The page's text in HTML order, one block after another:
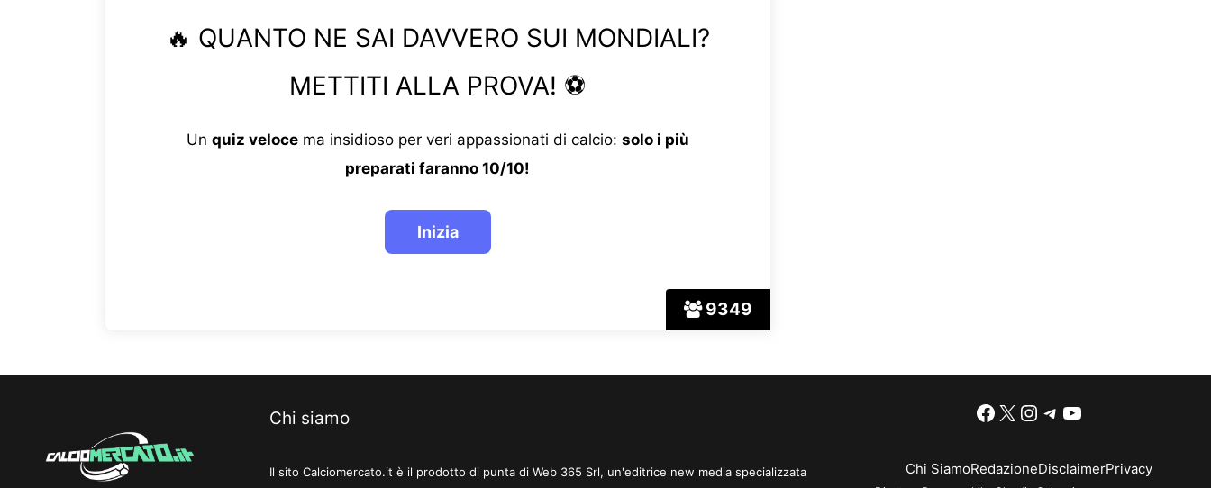
9349
🔥 QUANTO NE SAI DAVVERO SUI MONDIALI?
METTITI ALLA PROVA! ⚽
Un quiz velocema insidioso per veri appassionati di calcio: solo i più
preparati faranno 10/10!
Chi siamo
Il sito Calciomercato.it è il prodotto di punta di Web 365 Srl, un'editrice new media specializzata
Facebook
X Instagram
Telegram
YouTube
Chi SiamoRedazioneDisclaimerPrivacy